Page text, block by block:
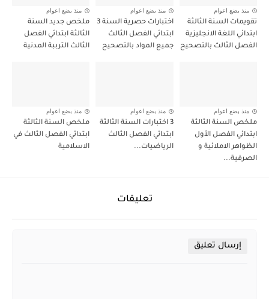
منذ بضع اعوام
تقويمات السنة الثالثة
ابتدائي اللغة الانجليزية
الفصل الثالث بالتصحيح
منذ بضع اعوام
اختبارات حصرية السنة 3
ابتدائي الفصل الثالث
جميع المواد بالتصحيح
منذ بضع اعوام
ملخص جديد السنة
الثالثة ابتدائي الفصل
الثالث الترببة المدنية
منذ بضع اعوام
ملخص السنة الثالثة
ابتدائي الفصل الأول
الظواهر الاملائية و
الصرفية...
منذ بضع اعوام
3 اختبارات السنة الثالثة
ابتدائي الفصل الثالث
الرياضيات...
منذ بضع اعوام
ملخص السنة الثالثة
ابتدائي الفصل الثالث في
الاسلامية
تعليقات
إرسال تعليق